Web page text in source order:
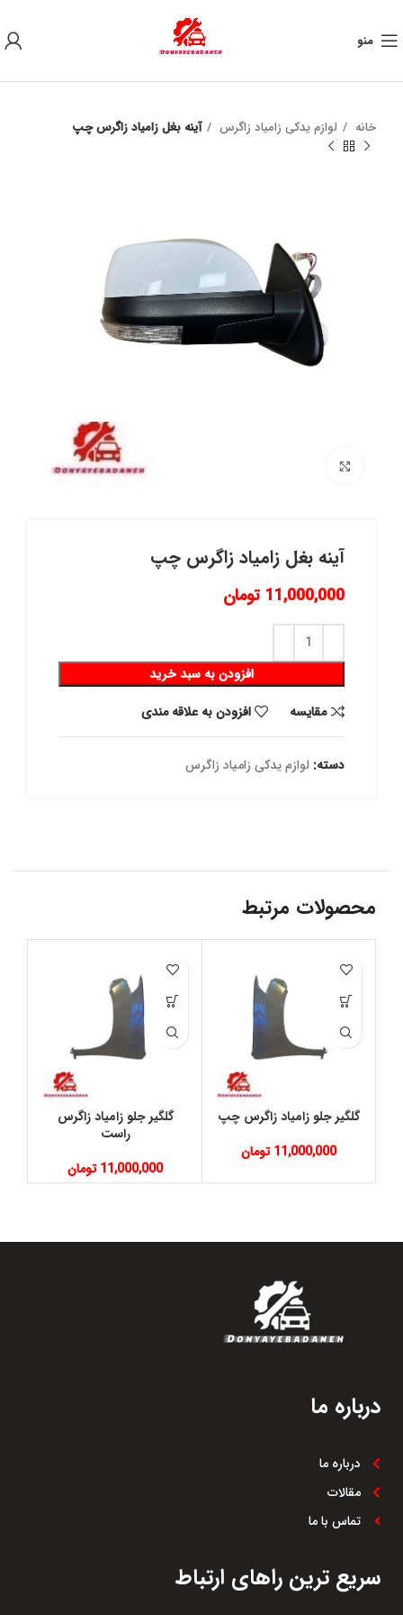
منو
خانه لوازم یدکی زامیاد زاگرس آینه بغل زامیاد زاگرس چپ
آینه بغل زامیاد زاگرس چپ
11,000,000 تومان
افزودن به سبد خرید
مقايسه
افزودن به علاقه مندی
دسته: لوازم یدکی زامیاد زاگرس
محصولات مرتبط
گلگیر جلو زامیاد زاگرس چپ
11,000,000 تومان
گلگیر جلو زامیاد زاگرس
راست
11,000,000 تومان
درباره ما
درباره ما
مقالات
تماس با ما
سریع ترین راهای ارتباط
به علت نوسان ارز ، لطفا قبل از خرید تماس بگیرید.